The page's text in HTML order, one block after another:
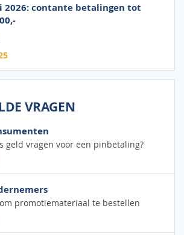
2026: contante betalingen tot
VRAGEN
geld vragen voor een pinbetaling?
promotiemateriaal te bestellen